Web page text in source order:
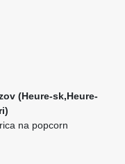
(Heure-sk,Heure-
na popcorn